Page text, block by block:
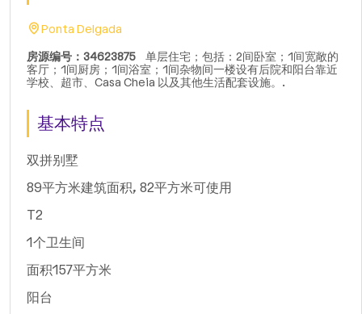
Ponta Delgada
房源编号：34623875 单层住宅；包括：2间卧室；1间宽敞的
客厅；1间厨房；1间浴室；1间杂物间一楼设有后院和阳台靠近
学校、超市、Casa Cheia 以及其他生活配套设施。.
基本特点
双拼别墅
89平方米建筑面积, 82平方米可使用
T2
1个卫生间
面积157平方米
阳台